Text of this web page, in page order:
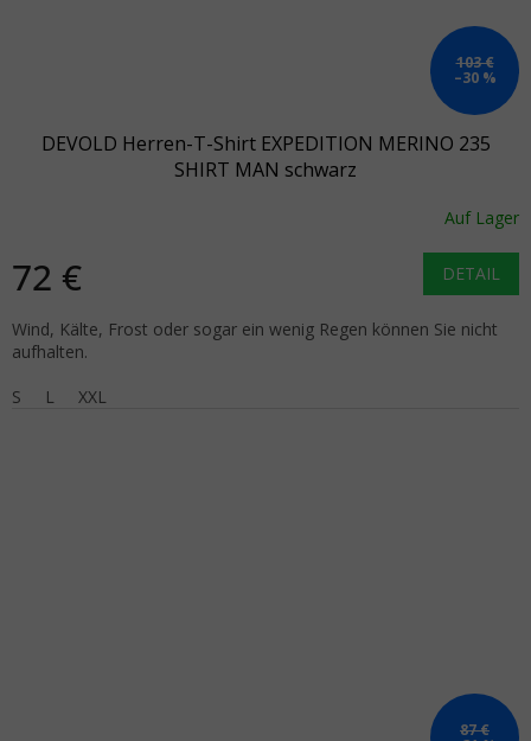
103 €
–30 %
DEVOLD Herren-T-Shirt EXPEDITION MERINO 235
SHIRT MAN schwarz
Auf Lager
72 € DETAIL
Wind, Kälte, Frost oder sogar ein wenig Regen können Sie nicht
aufhalten.
S
L XXL
87 €